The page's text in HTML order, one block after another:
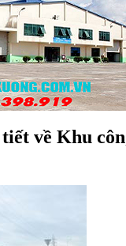
về Khu